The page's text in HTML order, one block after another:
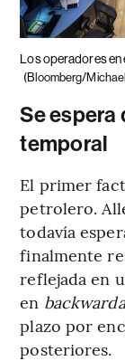
Los operadores en
(Bloomberg/
Se espera
temporal
El primer
petrolero.
todavía
finalmente
reflejada en
en
plazo por
posteriores.